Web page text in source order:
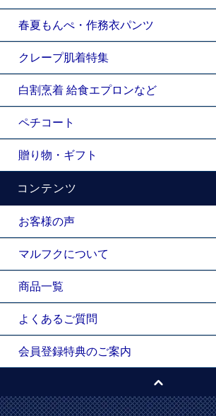
春夏もんぺ・作務衣パンツ
クレープ肌着特集
白割烹着 給食エプロンなど
ペチコート
贈り物・ギフト
コンテンツ
お客様の声
マルフクについて
商品一覧
よくあるご質問
会員登録特典のご案内